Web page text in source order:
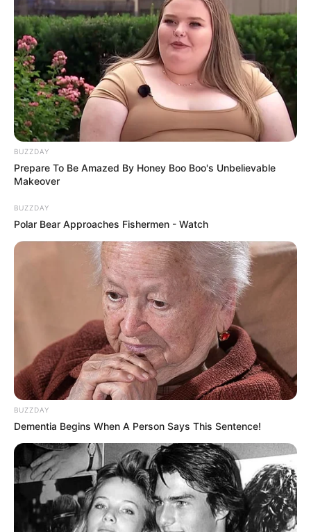
Auf einigen Seiten dieses Projektes sind Affiliate-
Angebote integriert. Wenn etwas darüber gebucht oder
gekauft wird, ist das eine Unterstützung, ohne dass sich
dadurch der Preis ändert.
BUZZDAY
Prepare To Be Amazed By Honey Boo Boo's Unbelievable
Makeover
BUZZDAY
Polar Bear Approaches Fishermen - Watch
BUZZDAY
Dementia Begins When A Person Says This Sentence!